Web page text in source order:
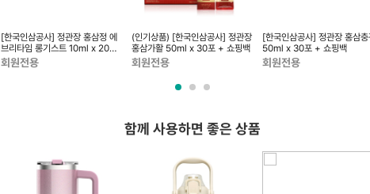
[한국인삼공사] 정관장 홍삼정 에
브리타임 롱기스트 10ml x 20포
+ 쇼핑백
회원전용
(인기상품) [한국인삼공사] 정관장
홍삼가활 50ml x 30포 + 쇼핑백
회원전용
[한국인삼공사] 정관장 홍삼충
50ml x 30포 + 쇼핑백
회원전용
함께 사용하면 좋은 상품